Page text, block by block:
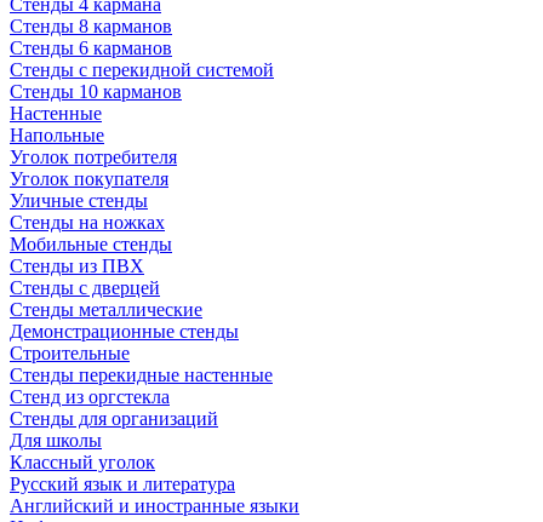
Стенды 4 кармана
Стенды 8 карманов
Стенды 6 карманов
Стенды с перекидной системой
Стенды 10 карманов
Настенные
Напольные
Уголок потребителя
Уголок покупателя
Уличные стенды
Стенды на ножках
Мобильные стенды
Стенды из ПВХ
Стенды с дверцей
Стенды металлические
Демонстрационные стенды
Строительные
Стенды перекидные настенные
Стенд из оргстекла
Стенды для организаций
Для школы
Классный уголок
Русский язык и литература
Английский и иностранные языки